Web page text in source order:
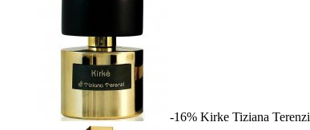
-16% Kirke Tiziana Terenzi